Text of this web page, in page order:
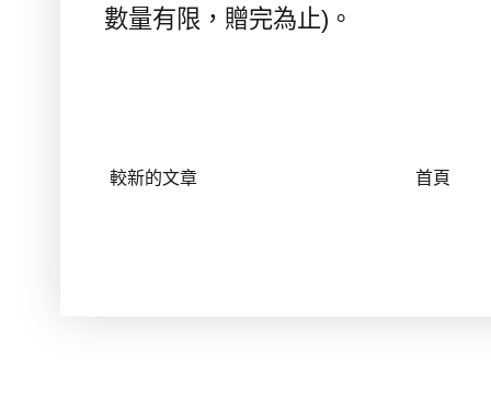
數量有限，贈完為止) 。
較新的文章 首頁